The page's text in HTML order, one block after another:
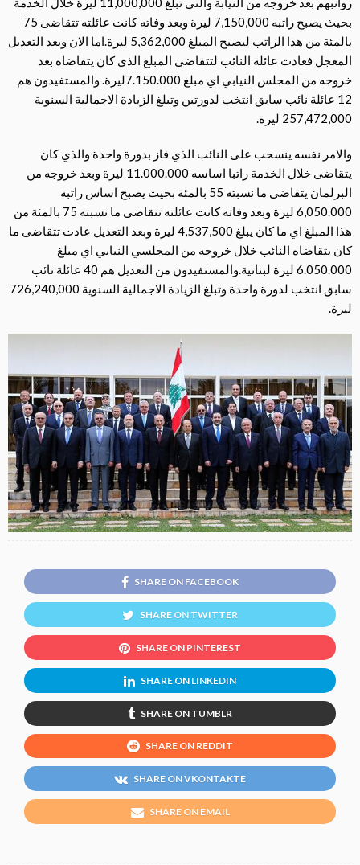
بحيث يصبح راتبه 7,150,000 ليرة وبعد وفاته كانت عائلته تتقاضى 75
بالمئة من هذا الراتب ليصبح المبلغ 5,362,000 ليرة.اما الان وبعد التعديل
المعجل فعادت عائلة النائب لتتقاضى المبلغ الذي كان يتقاضاه بعد
خروجه من المجلس النيابي اي مبلغ 7.150.000ليرة. والمستفيدون هم
12 عائلة نائب سابق انتخب لدورتين وتبلغ الزيادة الاجمالية السنوية
257,472,000 ليرة.
والامر نفسه ينسحب على النائب الذي فاز بدورة واحدة والذي كان
يتقاضى خلال الخدمة راتبا اساسه 11.000.000 ليرة وبعد خروجه من
البرلمان يتقاضى ما نسبته 55 بالمئة بحيث يصبح اساس راتبه
6,050.000 ليرة وبعد وفاته كانت عائلته تتقاضى ما نسبته 75 بالمئة من
هذا المبلغ اي ما كان يبلغ 4,537,500 ليرة وبعد التعديل عادت تتقاضى ما
كان يتقاضاه النائب خلال خروجه من المجلسي النيابي اي مبلغ
6.050.000 ليرة لبنانية.والمستفيدون من التعديل هم 40 عائلة نائب
سابق انتخب لدورة واحدة وتبلغ الزيادة الاجمالية السنوية 726,240,000
ليرة.
SHARE ON FACEBOOK
SHARE ON TWITTER
SHARE ON PINTEREST
SHARE ON LINKEDIN
SHARE ON TUMBLR
SHARE ON REDDIT
SHARE ON VKONTAKTE
SHARE ON EMAIL